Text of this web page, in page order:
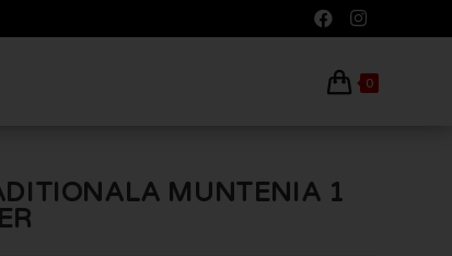
0
MUNTENIA 1